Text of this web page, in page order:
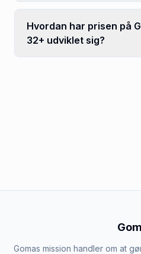
Hvordan har prisen på
32+ udviklet sig?
Gomas mission handler om at